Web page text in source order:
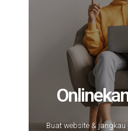
Buat website &